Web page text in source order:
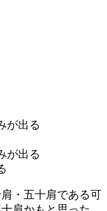
が出る
が出る
・五十肩である可